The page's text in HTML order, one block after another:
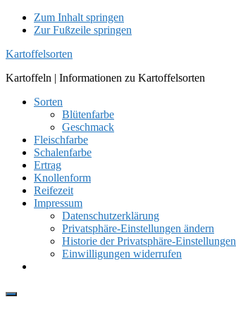
Zum Inhalt springen
Zur Fußzeile springen
Kartoffelsorten
Kartoffeln | Informationen zu Kartoffelsorten
Sorten
Blütenfarbe
Geschmack
Fleischfarbe
Schalenfarbe
Ertrag
Knollenform
Reifezeit
Impressum
Datenschutzerklärung
Privatsphäre-Einstellungen ändern
Historie der Privatsphäre-Einstellungen
Einwilligungen widerrufen
Show